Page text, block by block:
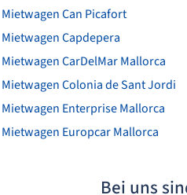
Mietwagen Can Picafort
Mietwagen Capdepera
Mietwagen CarDelMar Mallorca
Mietwagen Colonia de Sant Jordi
Mietwagen Enterprise Mallorca
Mietwagen Europcar Mallorca
Bei uns